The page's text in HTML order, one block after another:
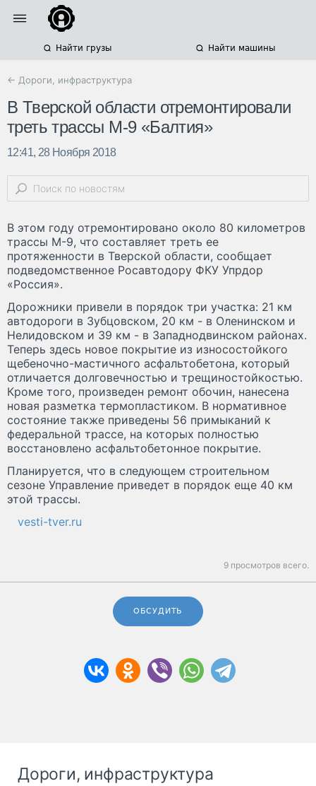
Найти грузы Найти машины
← Дороги, инфраструктура
В Тверской области отремонтировали
треть трассы М-9 «Балтия»
12:41, 28 Ноября 2018
В этом году отремонтировано около 80 километров
трассы М-9, что составляет треть ее
протяженности в Тверской области, сообщает
подведомственное Росавтодору ФКУ Упрдор
«Россия».
Дорожники привели в порядок три участка: 21 км
автодороги в Зубцовском, 20 км - в Оленинском и
Нелидовском и 39 км - в Западнодвинском районах.
Теперь здесь новое покрытие из износостойкого
щебеночно-мастичного асфальтобетона, который
отличается долговечностью и трещиностойкостью.
Кроме того, произведен ремонт обочин, нанесена
новая разметка термопластиком. В нормативное
состояние также приведены 56 примыканий к
федеральной трассе, на которых полностью
восстановлено асфальтобетонное покрытие.
Планируется, что в следующем строительном
сезоне Управление приведет в порядок еще 40 км
этой трассы.
vesti-tver.ru
9 просмотров всего.
ОБСУДИТЬ
Дороги, инфраструктура